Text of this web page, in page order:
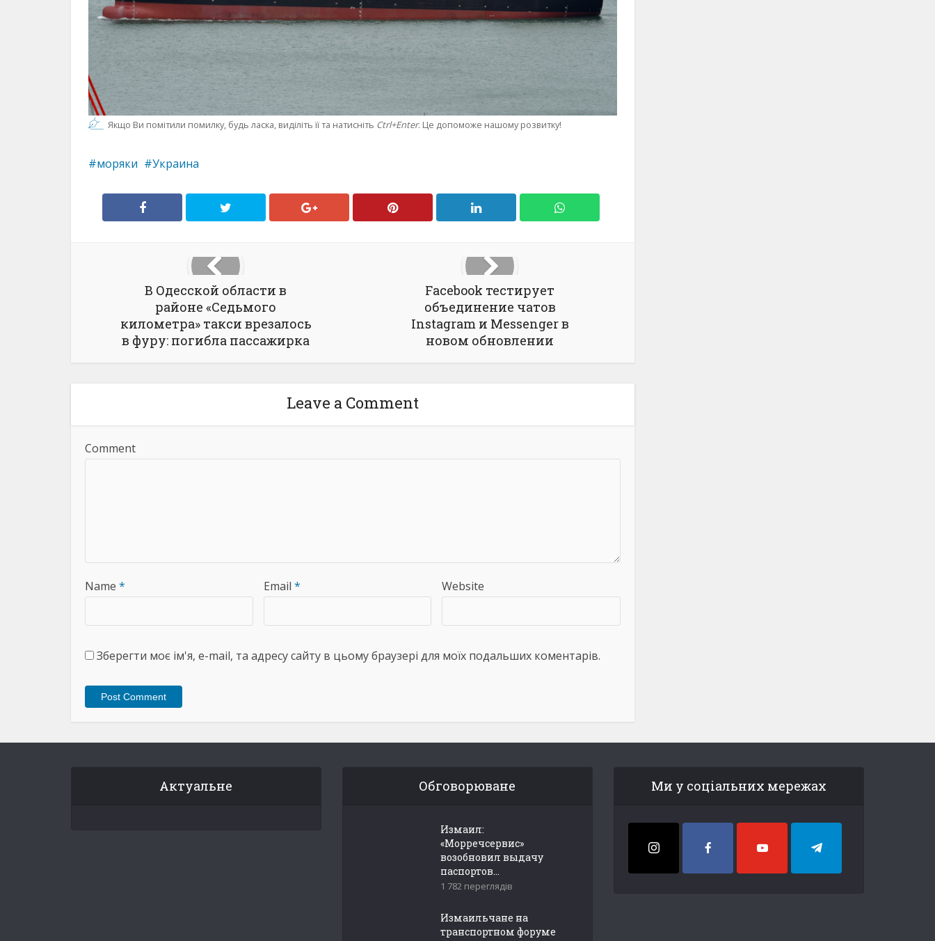
Якщо Ви помітили помилку, будь ласка, виділіть її та натисніть Ctrl+Enter. Це допоможе нашому розвитку!
моряки Украина
В Одесской области в
районе «Седьмого
километра» такси врезалось
в фуру: погибла пассажирка
Facebook тестирует
объединение чатов
Instagram и Messenger в
новом обновлении
Leave a Comment
Comment
Name * Email * Website
Зберегти моє ім'я, e-mail, та адресу сайту в цьому браузері для моїх подальших коментарів.
Актуальне Обговорюване
Измаил:
«Морречсервис»
возобновил выдачу
паспортов...
1 782 переглядів
Измаильчане на
транспортном форуме
Ми у соціальних мережах